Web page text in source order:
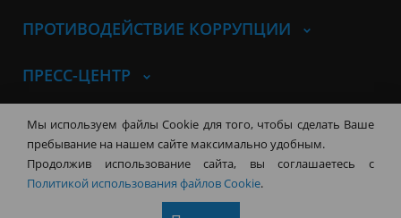
ПРОТИВОДЕЙСТВИЕ КОРРУПЦИИ
ПРЕСС-ЦЕНТР
© Совет депутатов города
НовосибирскаКонтакты Карта сайта
630099, г. Новосибирск, Красный
проспект, 34
Мы используем файлы Cookie для того, чтобы сделать Ваше
пребывание на нашем сайте максимально удобным.
Продолжив использование сайта, вы соглашаетесь с
Политикой использования файлов Cookie.